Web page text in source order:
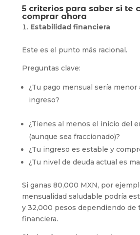
5 criterios para saber si te
comprar ahora
Estabilidad financiera
Este es el punto más racional.
Preguntas clave:
¿Tu pago mensual sería menor
ingreso?
¿Tienes al menos el inicio del
(aunque sea fraccionado)?
¿Tu ingreso es estable y
¿Tu nivel de deuda actual es
Si ganas 80,000 MXN, por
mensualidad saludable podría
y 32,000 pesos dependiendo de
financiera.